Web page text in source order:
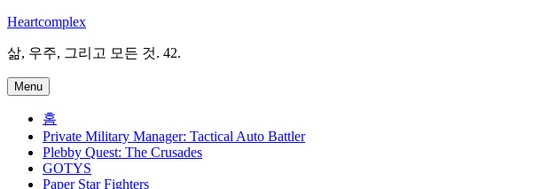
Skip
content
Heartcomplex
삶, 우주, 그리고 모든 것. 42.
Menu
홈
Private Military Manager: Tactical Auto Battler
Plebby Quest: The Crusades
GOTYS
Paper Star Fighters